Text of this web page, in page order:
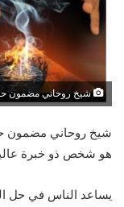
شيخ روحاني مضمون
شيخ روحاني مضمون
هو شخص ذو خبرة
يساعد الناس في حل